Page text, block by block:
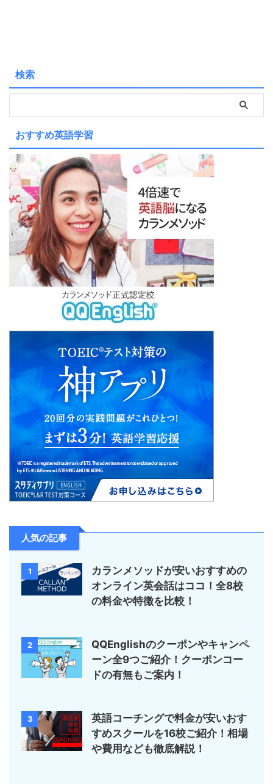
検索
おすすめ英語学習
人気の記事
1
カランメソッドが安いおすすめの
オンライン英会話はココ！全8校
の料金や特徴を比較！
2
QQEnglishのクーポンやキャンペ
ーン全9つご紹介！クーポンコー
ドの有無もご案内！
3
英語コーチングで料金が安いおす
すめスクールを16校ご紹介！相場
や費用なども徹底解説！